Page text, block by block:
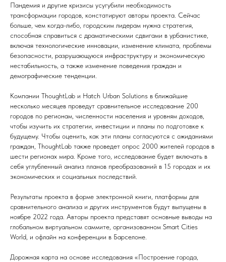
Пандемия и другие кризисы усугубили необходимость
трансформации городов, констатируют авторы проекта. Сейчас
больше, чем когда-либо, городским лидерам нужна стратегия,
способная справиться с драматическими сдвигами в урбанистике,
включая технологические инновации, изменение климата, проблемы
безопасности, разрушающуюся инфраструктуру и экономическую
нестабильность, а также изменение поведения граждан и
демографические тенденции.
Компании ThoughtLab и Hatch Urban Solutions в ближайшие
несколько месяцев проведут сравнительное исследование 200
городов по регионам, численности населения и уровням доходов,
чтобы изучить их стратегии, инвестиции и планы по подготовке к
будущему. Чтобы оценить, как эти планы согласуются с ожиданиями
граждан, ThoughtLab также проведет опрос 2000 жителей городов в
шести регионах мира. Кроме того, исследование будет включать в
себя углубленный анализ планов преобразований в 15 городах и их
экономических и социальных последствий.
Результаты проекта в форме электронной книги, платформы для
сравнительного анализа и других инструментов будут выпущены в
ноябре 2022 года. Авторы проекта представят основные выводы на
глобальном виртуальном саммите, организованном Smart Cities
World, и офлайн на конференции в Барселоне.
Дорожная карта на основе исследования «Построение города,